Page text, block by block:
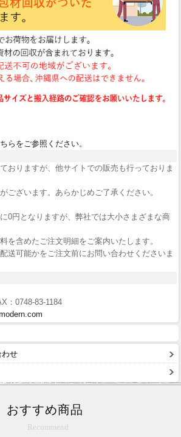
らをご参照ください。
おりますが、他サイトでの販売も行っておりま
ございます。あらかじめご了承ください。
0円となりますが、弊社では大小さまざまな商
を含めたご注文明細をご案内いたします。
送可能かをご注文前にお問い合わせくださいま
：0748-83-1184
わせ
おすすめ商品
Recommend